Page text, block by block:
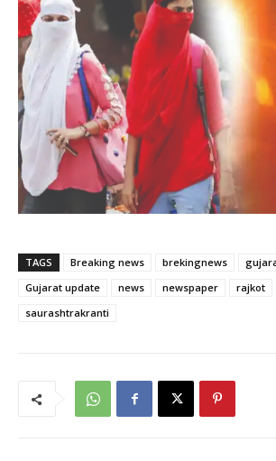
TAGS Breaking news brekingnews
Gujarat update
news newspaper rajkot
saurashtrakranti